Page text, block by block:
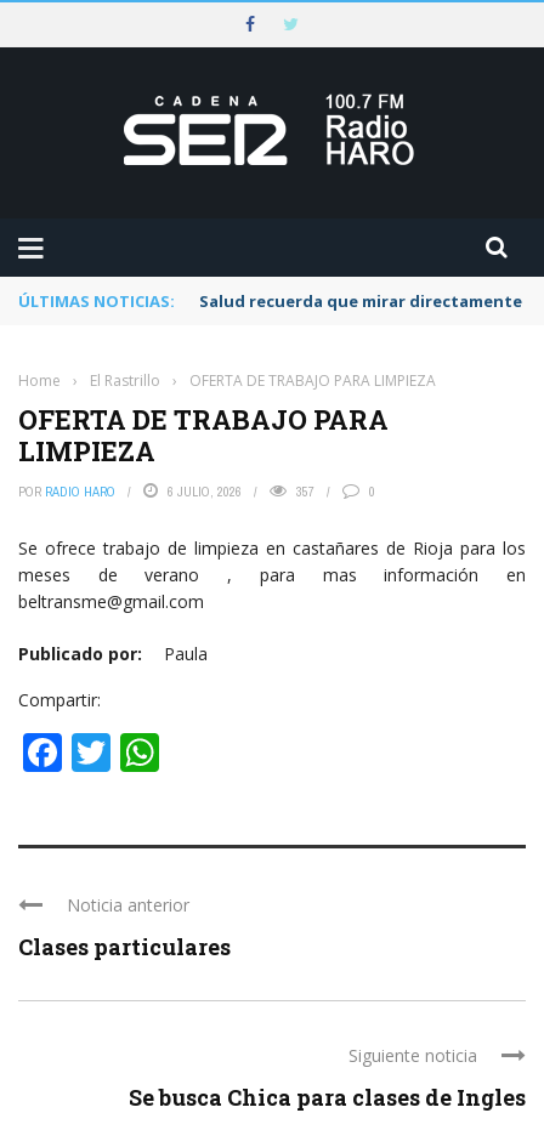
ÚLTIMAS NOTICIAS: Salud recuerda que mirar directamente
Home › El Rastrillo › OFERTA DE TRABAJO PARA LIMPIEZA
OFERTA DE TRABAJO PARA
LIMPIEZA
POR RADIO HARO 6 JULIO, 2026 357 0
Se ofrece trabajo de limpieza en castañares de Rioja para los
meses de verano , para mas información en
beltransme@gmail.com
Publicado por:
Paula
Compartir:
Facebook
Twitter
Noticia anterior
Clases particulares
Siguiente noticia
Se busca Chica para clases de Ingles